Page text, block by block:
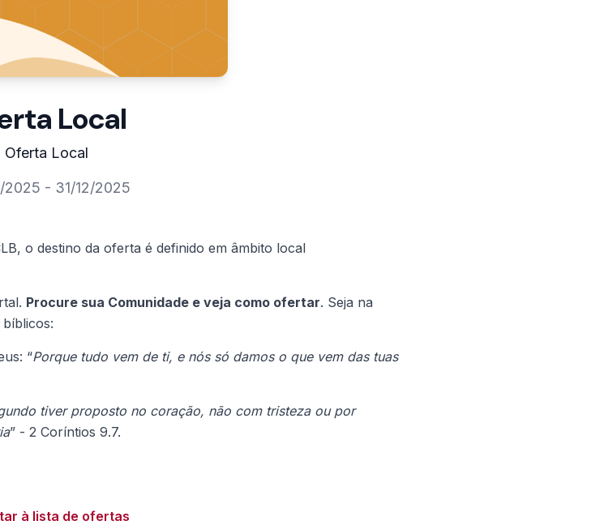
Local
Oferta Local
2025 - 31/12/2025
o destino da oferta é definido em âmbito local
Procure sua Comunidade e veja como ofertar. Seja na
“Porque tudo vem de ti, e nós só damos o que vem das tuas
tiver proposto no coração, não com tristeza ou por
” - 2 Coríntios 9.7.
à lista de ofertas